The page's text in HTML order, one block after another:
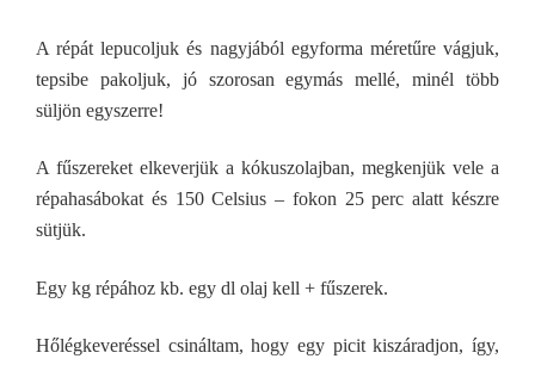
A répát lepucoljuk és nagyjából egyforma méretűre vágjuk,
tepsibe pakoljuk, jó szorosan egymás mellé, minél több
süljön egyszerre!
A fűszereket elkeverjük a kókuszolajban, megkenjük vele a
répahasábokat és 150 Celsius – fokon 25 perc alatt készre
sütjük.
Egy kg répához kb. egy dl olaj kell + fűszerek.
Hőlégkeveréssel csináltam, hogy egy picit kiszáradjon, így,